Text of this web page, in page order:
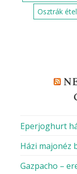
Osztrák
Eperjoghurt
Házi majonéz
Gazpacho –